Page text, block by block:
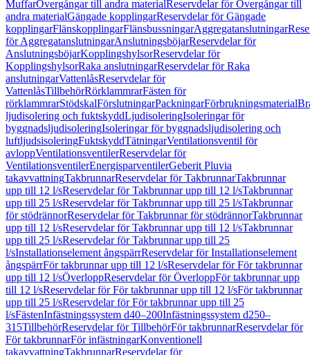
MuffarÖvergångar till andra materialReservdelar för Övergångar till
andra materialGängade kopplingarReservdelar för Gängade
kopplingarFlänskopplingarFlänsbussningarAggregatanslutningar
för AggregatanslutningarAnslutningsböjarReservdelar för
AnslutningsböjarKopplingshylsorReservdelar för
KopplingshylsorRaka anslutningarReservdelar för Raka
anslutningarVattenlåsReservdelar för
VattenlåsTillbehörRörklammrarFästen för
rörklammrarStödskalFörslutningarPackningarFörbrukningsmaterial
ljudisolering och fuktskyddLjudisoleringIsoleringar för
byggnadsljudisoleringIsoleringar för byggnadsljudisolering och
luftljudsisoleringFuktskyddTätningarVentilationsventil för
avloppVentilationsventilerReservdelar för
VentilationsventilerEnergisparventilerGeberit Pluvia
takavvattningTakbrunnarReservdelar för TakbrunnarTakbrunnar
upp till 12 l/sReservdelar för Takbrunnar upp till 12 l/sTakbrunnar
upp till 25 l/sReservdelar för Takbrunnar upp till 25 l/sTakbrunnar
för stödrännorReservdelar för Takbrunnar för stödrännorTakbrunnar
upp till 12 l/sReservdelar för Takbrunnar upp till 12 l/sTakbrunnar
upp till 25 l/sReservdelar för Takbrunnar upp till 25
l/sInstallationselement ångspärrReservdelar för Installationselement
ångspärrFör takbrunnar upp till 12 l/sReservdelar för För takbrunnar
upp till 12 l/sÖverloppReservdelar för ÖverloppFör takbrunnar upp
till 12 l/sReservdelar för För takbrunnar upp till 12 l/sFör takbrunnar
upp till 25 l/sReservdelar för För takbrunnar upp till 25
l/sFästenInfästningssystem d40–200Infästningssystem d250–
315TillbehörReservdelar för TillbehörFör takbrunnarReservdelar för
För takbrunnarFör infästningarKonventionell
takavvattningTakbrunnarReservdelar för